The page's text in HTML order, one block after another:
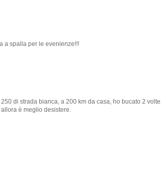
a spalla per le evenienze!!!
di strada bianca, a 200 km da casa, ho bucato 2
è meglio desistere.